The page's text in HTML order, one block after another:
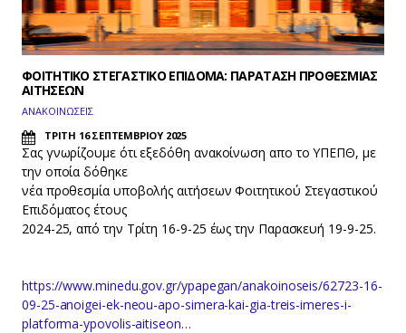
ΦΟΙΤΗΤΙΚΟ ΣΤΕΓΑΣΤΙΚΟ ΕΠΙΔΟΜΑ: ΠΑΡΑΤΑΣΗ ΠΡΟΘΕΣΜΙΑΣ
ΑΙΤΗΣΕΩΝ
ΑΝΑΚΟΙΝΩΣΕΙΣ
ΤΡΙΤΗ 16 ΣΕΠΤΕΜΒΡΙΟΥ 2025
Σας γνωρίζουμε ότι εξεδόθη ανακοίνωση απο το ΥΠΕΠΘ, με
την οποία δόθηκε
νέα προθεσμία υποβολής αιτήσεων Φοιτητικού Στεγαστικού
Επιδόματος έτους
2024-25, από την Τρίτη 16-9-25 έως την Παρασκευή 19-9-25.
https://www.minedu.gov.gr/ypapegan/anakoinoseis/62723-16-
09-25-anoigei-ek-neou-apo-simera-kai-gia-treis-imeres-i-
platforma-ypovolis-aitiseon…